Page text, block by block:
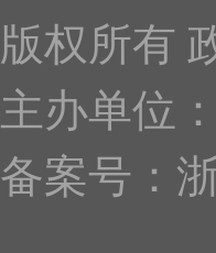
版权所有
主办单位
备案号：